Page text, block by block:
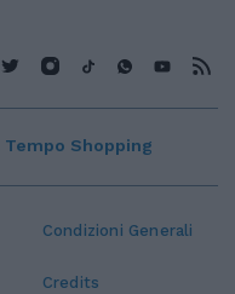
Condizioni Generali
Credits
Tempo Shopping